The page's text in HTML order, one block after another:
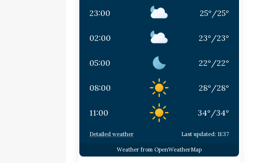
23:00 25° /25°
02:00 23° /23°
05:00 22° /22°
08:00 28° /28°
11:00 34° /34°
Detailed weather Last updated: 11:37
Weather from OpenWeatherMap